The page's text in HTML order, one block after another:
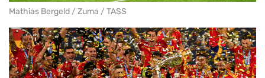
Mathias Bergeld / Zuma / TASS